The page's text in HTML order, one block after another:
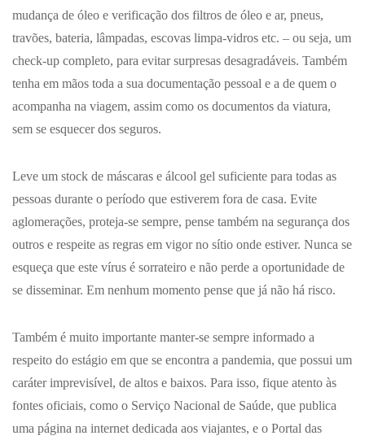
mudança de óleo e verificação dos filtros de óleo e ar, pneus,
travões, bateria, lâmpadas, escovas limpa-vidros etc. – ou seja, um
check-up completo, para evitar surpresas desagradáveis. Também
tenha em mãos toda a sua documentação pessoal e a de quem o
acompanha na viagem, assim como os documentos da viatura,
sem se esquecer dos seguros.
Leve um stock de máscaras e álcool gel suficiente para todas as
pessoas durante o período que estiverem fora de casa. Evite
aglomerações, proteja-se sempre, pense também na segurança dos
outros e respeite as regras em vigor no sítio onde estiver. Nunca se
esqueça que este vírus é sorrateiro e não perde a oportunidade de
se disseminar. Em nenhum momento pense que já não há risco.
Também é muito importante manter-se sempre informado a
respeito do estágio em que se encontra a pandemia, que possui um
caráter imprevisível, de altos e baixos. Para isso, fique atento às
fontes oficiais, como o Serviço Nacional de Saúde, que publica
uma página na internet dedicada aos viajantes, e o Portal das